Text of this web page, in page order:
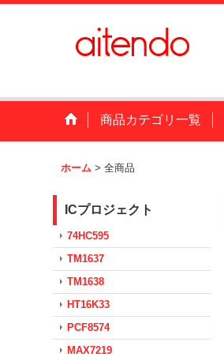
商品カテゴリ一覧
ホーム > 全商品
ICプロジェクト
74HC595
TM1637
TM1638
HT16K33
PCF8574
MAX7219